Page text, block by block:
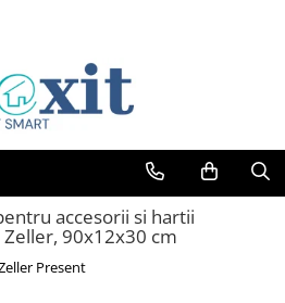
accesorii si hartii
90x12x30 cm
Present